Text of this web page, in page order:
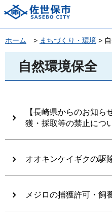
佐世保市
ホーム > まちづくり・環境 >
自然環境保全
【長崎県からのお知ら
獲・採取等の禁止につ
オオキンケイギクの駆
メジロの捕獲許可・飼